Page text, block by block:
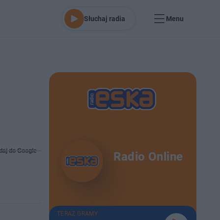
Słuchaj radia Menu
do Google Radio Online
TERAZ GRAMY